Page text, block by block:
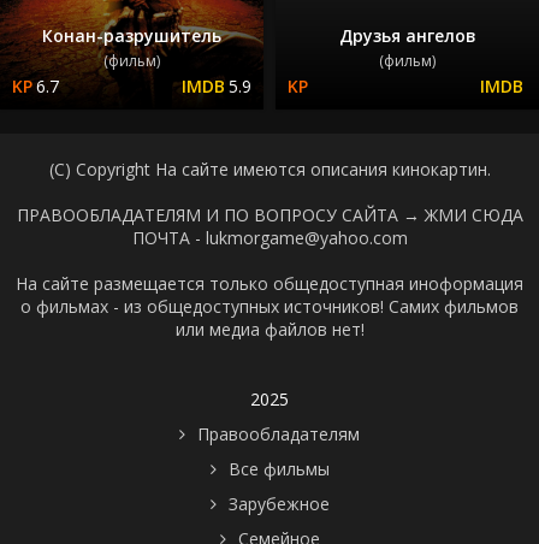
Конан-разрушитель
(фильм)
6.7 5.9
Друзья ангелов
(фильм)
(C) Copyright На сайте имеются описания кинокартин.
ПРАВООБЛАДАТЕЛЯМ И ПО ВОПРОСУ САЙТА → ЖМИ СЮДА
ПОЧТА - lukmorgame@yahoo.com
На сайте размещается только общедоступная иноформация
о фильмах - из общедоступных источников! Самих фильмов
или медиа файлов нет!
2025
Правообладателям
Все фильмы
Зарубежное
Семейное